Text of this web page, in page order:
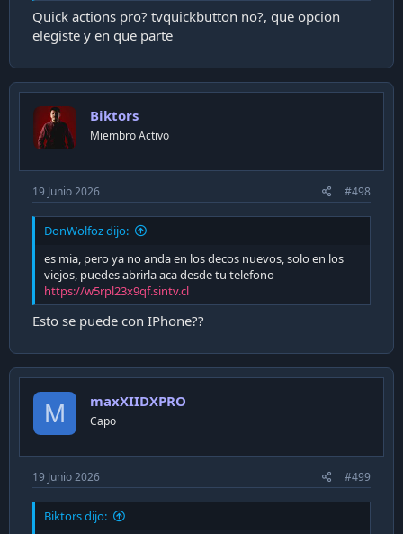
Quick actions pro? tvquickbutton no?, que opcion
elegiste y en que parte
Biktors
Miembro Activo
19 Junio 2026 #498
DonWolfoz dijo:
es mia, pero ya no anda en los decos nuevos, solo en los
viejos, puedes abrirla aca desde tu telefono
https://w5rpl23x9qf.sintv.cl
Esto se puede con IPhone??
M maxXIIDXPRO
Capo
19 Junio 2026 #499
Biktors dijo: